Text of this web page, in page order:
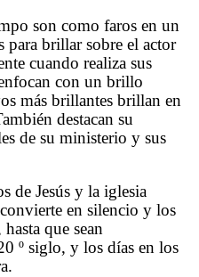
son como faros en un
para brillar sobre el actor
cuando realiza sus
con un brillo
más brillantes brillan en
destacan su
de su ministerio y sus
de Jesús y la iglesia
en silencio y los
que sean
º siglo, y los días en los